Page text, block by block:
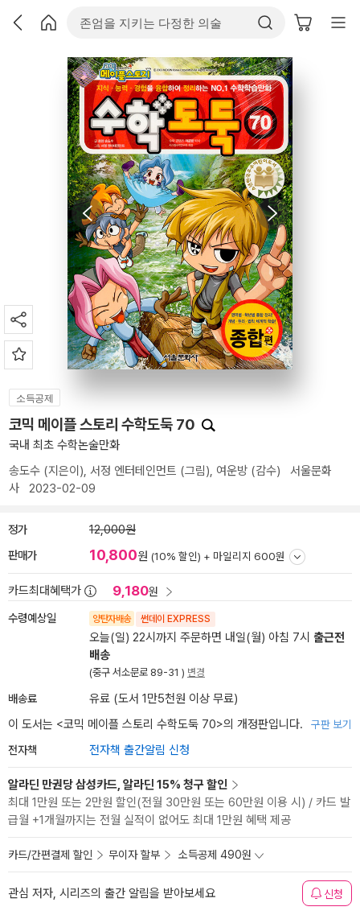
소득공제
코믹 메이플 스토리 수학도둑 70
국내 최초 수학논술만화
송도수 (지은이), 서정 엔터테인먼트 (그림), 여운방 (감수) 서울문화
사 2023-02-09
정가 12,000원
판매가 10,800원 (10% 할인) + 마일리지 600원
카드최대혜택가 9,180원
수령예상일 양탄자배송 썬데이 EXPRESS
오늘(일) 22시까지 주문하면 내일(월) 아침 7시 출근전
배송
(중구 서소문로 89-31 ) 변경
배송료
유료 (도서 1만5천원 이상 무료)
이 도서는 <코믹 메이플 스토리 수학도둑 70>의 개정판입니다. 구판 보기
전자책 전자책 출간알림 신청
알라딘 만권당 삼성카드, 알라딘 15% 청구 할인
최대 1만원 또는 2만원 할인(전월 30만원 또는 60만원 이용 시) / 카드 발
급월 +1개월까지는 전월 실적이 없어도 최대 1만원 혜택 제공
카드/간편결제 할인 무이자 할부 소득공제 490원
관심 저자, 시리즈의 출간 알림을 받아보세요 신청